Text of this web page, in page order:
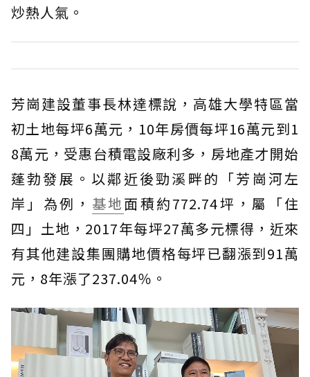
炒熱人氣。
芳崗建設董事長林達標說，高雄大學特區當
初土地每坪6萬元，10年房價每坪16萬元到1
8萬元，受惠台積電設廠利多，房地產才開始
蓬勃發展。以鄰近後勁溪畔的「芳崗河左
岸」為例， 基地面積約772.74坪，屬「住
四」土地，2017年每坪27萬多元標得，近來
有其他建設集團購地價格每坪已翻漲到91萬
元，8年漲了237.04％。